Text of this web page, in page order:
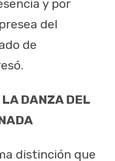
y por
del
de
LA DANZA DEL
distinción que